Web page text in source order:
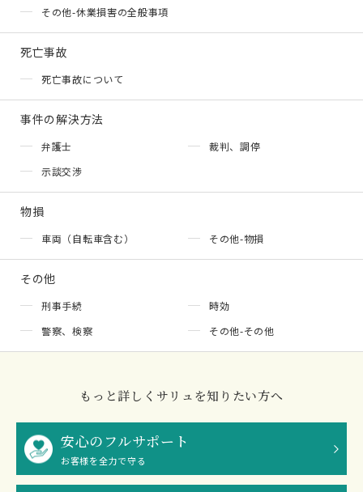
その他-休業損害の全般事項
死亡事故
死亡事故について
事件の解決方法
弁護士
裁判、調停
示談交渉
物損
車両（自転車含む） その他-物損
その他
刑事手続
時効
警察、検察
その他-その他
もっと詳しくサリュを知りたい方へ
安心のフルサポート
お客様を全力で守る